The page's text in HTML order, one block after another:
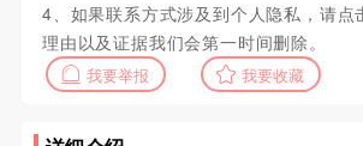
4、如果联系方式涉及到个人隐私，请点
理由以及证据我们会第一时间删除。
我要举报 我要收藏